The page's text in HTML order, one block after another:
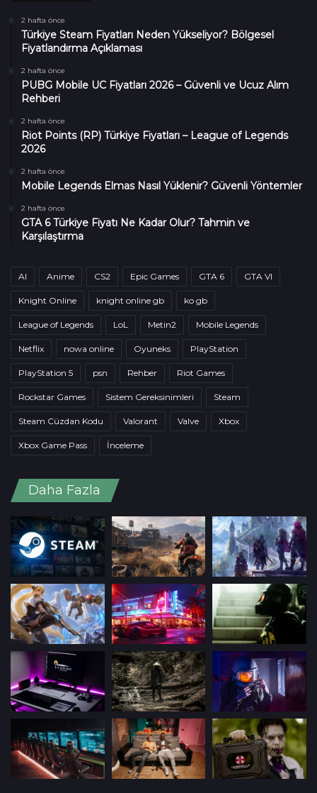
2 hafta önce
Türkiye Steam Fiyatları Neden Yükseliyor? Bölgesel
Fiyatlandırma Açıklaması
2 hafta önce
PUBG Mobile UC Fiyatları 2026 – Güvenli ve Ucuz Alım
Rehberi
2 hafta önce
Riot Points (RP) Türkiye Fiyatları – League of Legends
2026
2 hafta önce
Mobile Legends Elmas Nasıl Yüklenir? Güvenli Yöntemler
2 hafta önce
GTA 6 Türkiye Fiyatı Ne Kadar Olur? Tahmin ve
Karşılaştırma
AI Anime CS2 Epic Games GTA 6 GTA VI
Knight Online knight online gb ko gb
League of Legends LoL Metin2 Mobile Legends
Netflix nowa online Oyuneks PlayStation
PlayStation 5 psn Rehber Riot Games
Rockstar Games Sistem Gereksinimleri Steam
Steam Cüzdan Kodu Valorant Valve Xbox
Xbox Game Pass İnceleme
Daha Fazla